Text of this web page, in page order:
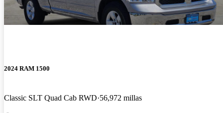
2024 RAM 1500
Classic SLT Quad Cab RWD 56,972 millas